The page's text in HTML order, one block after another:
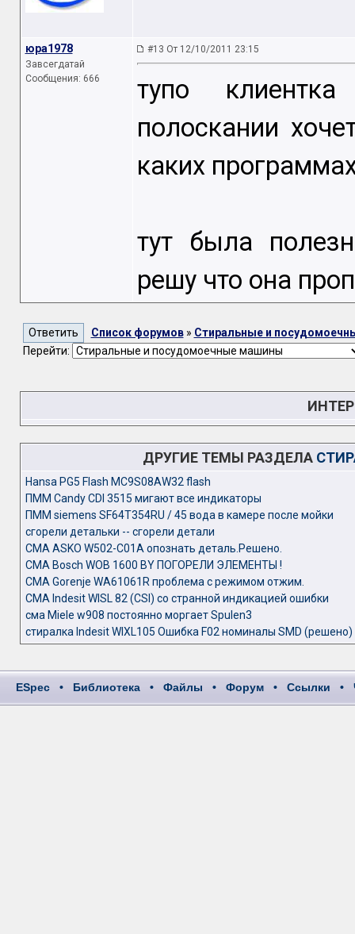
юра1978
Завсегдатай
Сообщения: 666
#13 От 12/10/2011 23:15
тупо
полоскании
каких
тут была
решу что она
Список форумов» Стиральные и
Перейти:
ДРУГИЕ ТЕМЫ РАЗДЕЛА
Hansa PG5 Flash MC9S08AW32 flash
ПММ Candy CDI 3515 мигают все индикаторы
ПММ siemens SF64T354RU / 45 вода в камере после мойки
сгорели детальки -- сгорели детали
СМА ASKO W502-C01A опознать деталь.Решено.
СМА Bosch WOB 1600 BY ПОГОРЕЛИ ЭЛЕМЕНТЫ !
СМА Gorenje WA61061R проблема с режимом отжим.
СМА Indesit WISL 82 (CSI) со странной индикацией ошибки
сма Miele w908 постоянно моргает Spulen3
стиралка Indesit WIXL105 Ошибка F02 номиналы SMD (решено)
ESpec • Библиотека • Файлы • Форум • Ссылки •